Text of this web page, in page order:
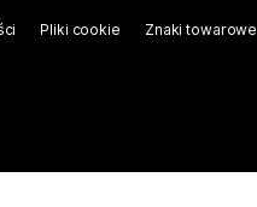
Pliki cookie Znaki towarowe